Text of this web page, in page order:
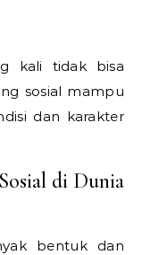
kali tidak bisa
sosial mampu
dan karakter
di Dunia
bentuk dan